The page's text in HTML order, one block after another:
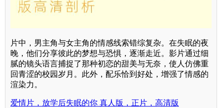
片中，男主角与女主角的情感线索错综复杂。在失眠的夜
晚，他们分享彼此的梦想与恐惧，逐渐走近。影片通过细
腻的镜头语言捕捉了那种初恋的甜美与无奈，使人仿佛重
回青涩的校园岁月。此外，配乐恰到好处，增强了情感的
渲染力。
爱情片，放学后失眠的你 真人版，正片，高清版